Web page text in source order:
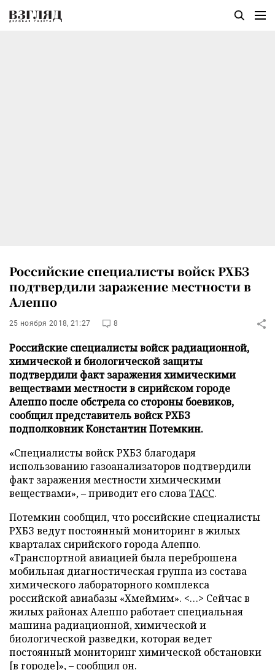
Российские специалисты войск РХБЗ
подтвердили заражение местности в
Алеппо
25 ноября 2018, 21:27 8
Российские специалисты войск радиационной,
химической и биологической защиты
подтвердили факт заражения химическими
веществами местности в сирийском городе
Алеппо после обстрела со стороны боевиков,
сообщил представитель войск РХБЗ
подполковник Константин Потемкин.
«Специалисты войск РХБЗ благодаря
использованию газоанализаторов подтвердили
факт заражения местности химическими
веществами», – приводит его словаТАСС.
Потемкин сообщил, что российские специалисты
РХБЗ ведут постоянный мониторинг в жилых
кварталах сирийского города Алеппо.
«Транспортной авиацией была переброшена
мобильная диагностическая группа из состава
химического лабораторного комплекса
российской авиабазы «Хмеймим». <…> Сейчас в
жилых районах Алеппо работает специальная
машина радиационной, химической и
биологической разведки, которая ведет
постоянный мониторинг химической обстановки
[в городе]», – сообщил он.